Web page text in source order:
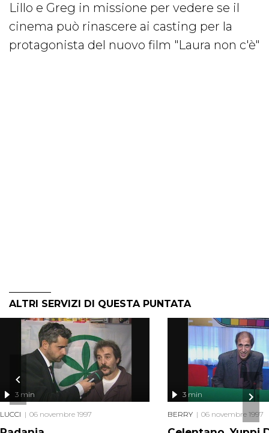
Lillo e Greg in missione per vedere se il
cinema può rinascere ai casting per la
protagonista del nuovo film "Laura non c'è"
ALTRI SERVIZI DI QUESTA PUNTATA
3 min
LUCCI 06 novembre 1997
3 min
BERRY 06 novembre 1997